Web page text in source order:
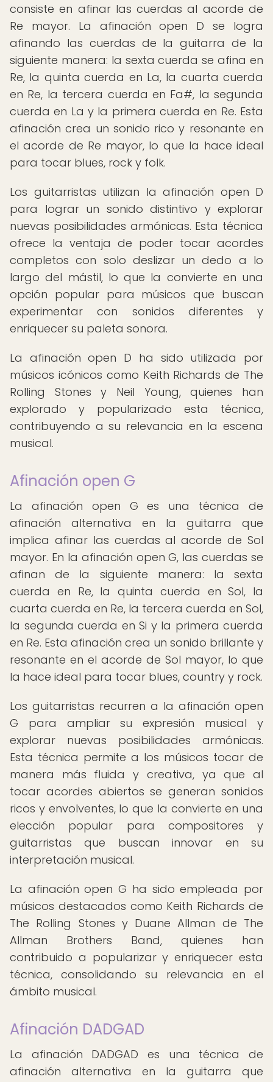
consiste en afinar las cuerdas al acorde de
Re mayor. La afinación open D se logra
afinando las cuerdas de la guitarra de la
siguiente manera: la sexta cuerda se afina en
Re, la quinta cuerda en La, la cuarta cuerda
en Re, la tercera cuerda en Fa#, la segunda
cuerda en La y la primera cuerda en Re. Esta
afinación crea un sonido rico y resonante en
el acorde de Re mayor, lo que la hace ideal
para tocar blues, rock y folk.
Los guitarristas utilizan la afinación open D
para lograr un sonido distintivo y explorar
nuevas posibilidades armónicas. Esta técnica
ofrece la ventaja de poder tocar acordes
completos con solo deslizar un dedo a lo
largo del mástil, lo que la convierte en una
opción popular para músicos que buscan
experimentar con sonidos diferentes y
enriquecer su paleta sonora.
La afinación open D ha sido utilizada por
músicos icónicos como Keith Richards de The
Rolling Stones y Neil Young, quienes han
explorado y popularizado esta técnica,
contribuyendo a su relevancia en la escena
musical.
Afinación open G
La afinación open G es una técnica de
afinación alternativa en la guitarra que
implica afinar las cuerdas al acorde de Sol
mayor. En la afinación open G, las cuerdas se
afinan de la siguiente manera: la sexta
cuerda en Re, la quinta cuerda en Sol, la
cuarta cuerda en Re, la tercera cuerda en Sol,
la segunda cuerda en Si y la primera cuerda
en Re. Esta afinación crea un sonido brillante y
resonante en el acorde de Sol mayor, lo que
la hace ideal para tocar blues, country y rock.
Los guitarristas recurren a la afinación open
G para ampliar su expresión musical y
explorar nuevas posibilidades armónicas.
Esta técnica permite a los músicos tocar de
manera más fluida y creativa, ya que al
tocar acordes abiertos se generan sonidos
ricos y envolventes, lo que la convierte en una
elección popular para compositores y
guitarristas que buscan innovar en su
interpretación musical.
La afinación open G ha sido empleada por
músicos destacados como Keith Richards de
The Rolling Stones y Duane Allman de The
Allman Brothers Band, quienes han
contribuido a popularizar y enriquecer esta
técnica, consolidando su relevancia en el
ámbito musical.
Afinación DADGAD
La afinación DADGAD es una técnica de
afinación alternativa en la guitarra que